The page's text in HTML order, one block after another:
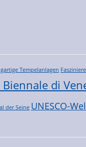
Tempelanlagen
Biennale di
der Seine UNESCO-